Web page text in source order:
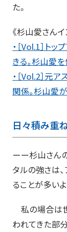
た。
《杉山愛さんイ
・［Vol.1］ト
きる。杉山愛
・［Vol.2］元
関係。杉山愛
日々積み重
ーー杉山さん
タルの強さは
ることが多い
私の場合は
われてきた部